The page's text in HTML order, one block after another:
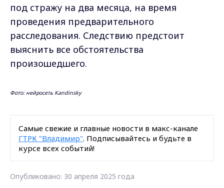
под стражу на два месяца, на время
проведения предварительного
расследования. Следствию предстоит
выяснить все обстоятельства
произошедшего.
Фото: нейросеть Kandinsky
Самые свежие и главные новости в макс-канале
ГТРК "Владимир". Подписывайтесь и будьте в
курсе всех событий!
Опубликовано: 30 апреля 2025 года